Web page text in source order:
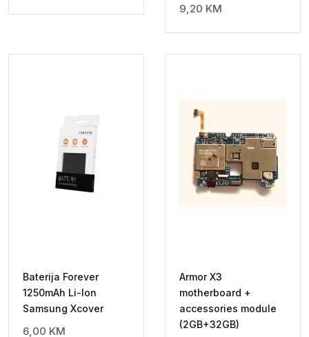
9,20 KM
Baterija Forever
1250mAh Li-Ion
Samsung Xcover
6,00 KM
Armor X3
motherboard +
accessories module
(2GB+32GB)